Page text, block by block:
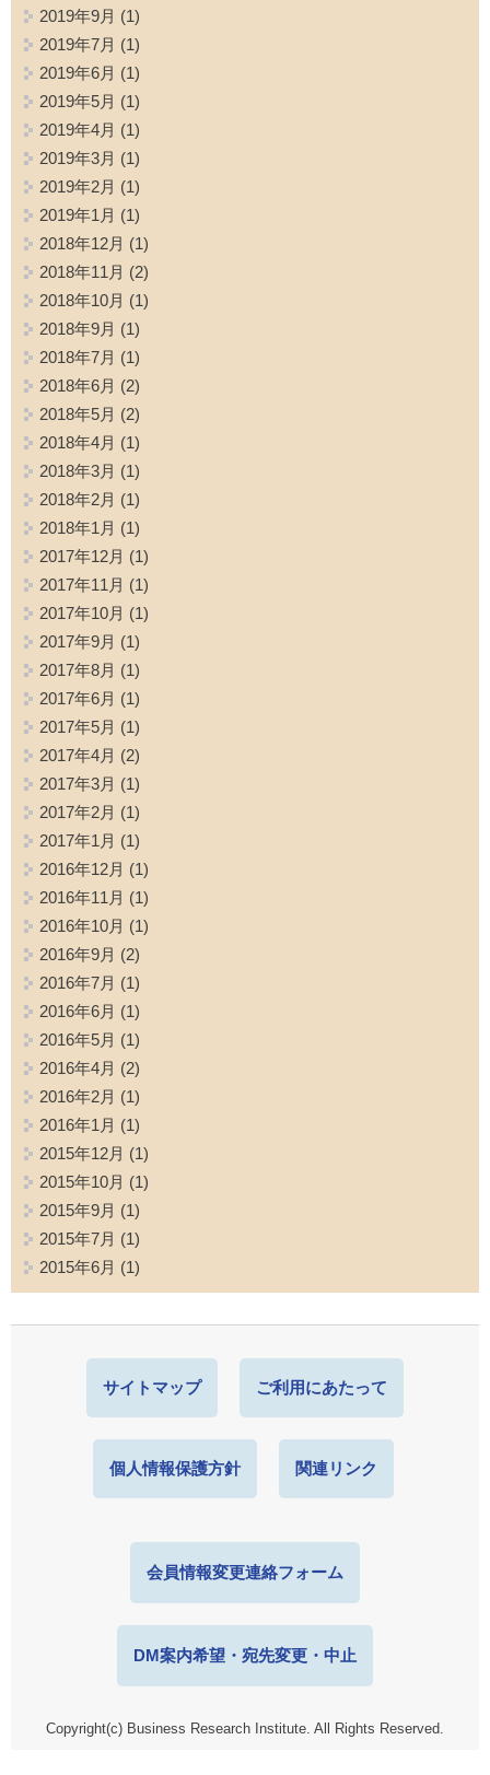
2019年9月 (1)
2019年7月 (1)
2019年6月 (1)
2019年5月 (1)
2019年4月 (1)
2019年3月 (1)
2019年2月 (1)
2019年1月 (1)
2018年12月 (1)
2018年11月 (2)
2018年10月 (1)
2018年9月 (1)
2018年7月 (1)
2018年6月 (2)
2018年5月 (2)
2018年4月 (1)
2018年3月 (1)
2018年2月 (1)
2018年1月 (1)
2017年12月 (1)
2017年11月 (1)
2017年10月 (1)
2017年9月 (1)
2017年8月 (1)
2017年6月 (1)
2017年5月 (1)
2017年4月 (2)
2017年3月 (1)
2017年2月 (1)
2017年1月 (1)
2016年12月 (1)
2016年11月 (1)
2016年10月 (1)
2016年9月 (2)
2016年7月 (1)
2016年6月 (1)
2016年5月 (1)
2016年4月 (2)
2016年2月 (1)
2016年1月 (1)
2015年12月 (1)
2015年10月 (1)
2015年9月 (1)
2015年7月 (1)
2015年6月 (1)
サイトマップ ご利用にあたって
個人情報保護方針 関連リンク
会員情報変更連絡フォーム
DM案内希望・宛先変更・中止
Copyright(c) Business Research Institute. All Rights Reserved.